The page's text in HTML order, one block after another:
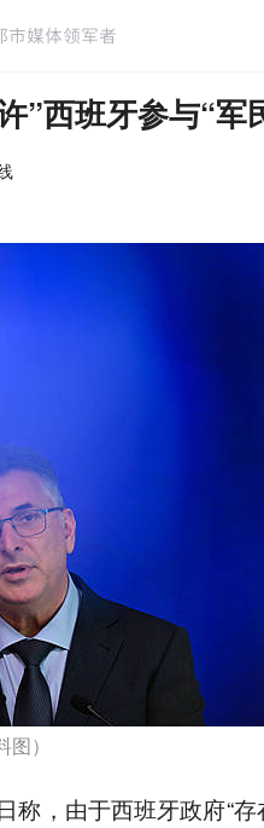
”西班牙参与“军
）
称，由于西班牙政府“